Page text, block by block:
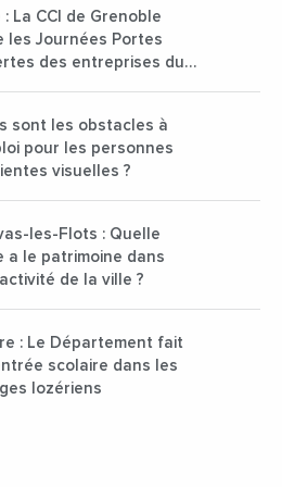
: La CCI de Grenoble
les Journées Portes
des entreprises du
sont les obstacles à
pour les personnes
visuelles ?
les-Flots : Quelle
a le patrimoine dans
de la ville ?
: Le Département fait
scolaire dans les
lozériens